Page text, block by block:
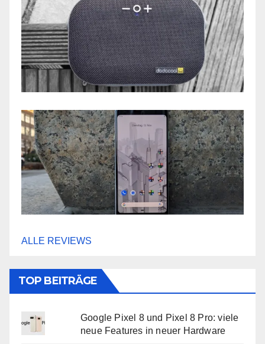
ALLE REVIEWS
TOP BEITRÄGE
Google Pixel 8 und Pixel 8 Pro: viele
neue Features in neuer Hardware